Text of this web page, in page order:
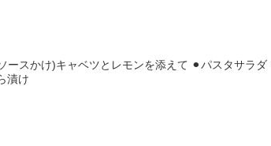
ベツとレモンを添えて ⚫︎パスタサラダ ⚫︎さつまいもと
ったら漬け